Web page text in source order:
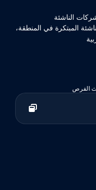
الناشئة
المبتكرة في المنطقة،
الفرص